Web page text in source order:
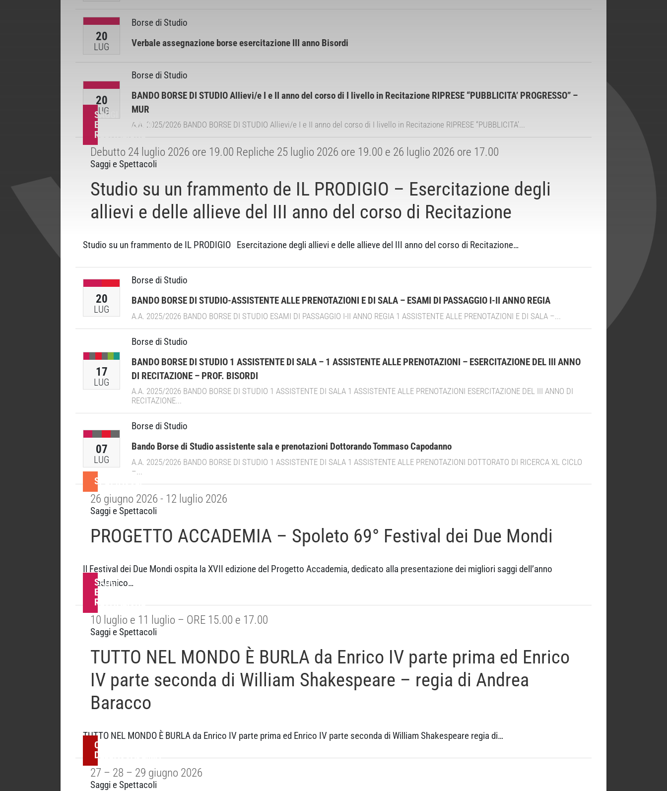
20
LUG
Borse di Studio
Verbale assegnazione borse esercitazione III anno Bisordi
20
LUG
Borse di Studio
BANDO BORSE DI STUDIO Allievi/e I e II anno del corso di I livello in Recitazione RIPRESE “PUBBLICITA’ PROGRESSO” –
MUR
A.A. 2025/2026 BANDO BORSE DI STUDIO Allievi/e I e II anno del corso di I livello in Recitazione RIPRESE “PUBBLICITA’...
SAGGI
ESERCITAZIONI
RECITAZIONE
Debutto 24 luglio 2026 ore 19.00 Repliche 25 luglio 2026 ore 19.00 e 26 luglio 2026 ore 17.00
Saggi e Spettacoli
Studio su un frammento de IL PRODIGIO – Esercitazione degli
allievi e delle allieve del III anno del corso di Recitazione
Studio su un frammento de IL PRODIGIO Esercitazione degli allievi e delle allieve del III anno del corso di Recitazione…
20
LUG
Borse di Studio
BANDO BORSE DI STUDIO-ASSISTENTE ALLE PRENOTAZIONI E DI SALA – ESAMI DI PASSAGGIO I-II ANNO REGIA
A.A. 2025/2026 BANDO BORSE DI STUDIO ESAMI DI PASSAGGIO I-II ANNO REGIA 1 ASSISTENTE ALLE PRENOTAZIONI E DI SALA –...
17
LUG
Borse di Studio
BANDO BORSE DI STUDIO 1 ASSISTENTE DI SALA – 1 ASSISTENTE ALLE PRENOTAZIONI – ESERCITAZIONE DEL III ANNO
DI RECITAZIONE – PROF. BISORDI
A.A. 2025/2026 BANDO BORSE DI STUDIO 1 ASSISTENTE DI SALA 1 ASSISTENTE ALLE PRENOTAZIONI ESERCITAZIONE DEL III ANNO DI
RECITAZIONE...
07
LUG
Borse di Studio
Bando Borse di Studio assistente sala e prenotazioni Dottorando Tommaso Capodanno
A.A. 2025/2026 BANDO BORSE DI STUDIO 1 ASSISTENTE DI SALA 1 ASSISTENTE ALLE PRENOTAZIONI DOTTORATO DI RICERCA XL CICLO
–...
SPETTACOLI
26 giugno 2026 - 12 luglio 2026
Saggi e Spettacoli
PROGETTO ACCADEMIA – Spoleto 69° Festival dei Due Mondi
Il Festival dei Due Mondi ospita la XVII edizione del Progetto Accademia, dedicato alla presentazione dei migliori saggi dell’anno
accademico…
SAGGI
ESERCITAZIONI
RECITAZIONE
10 luglio e 11 luglio – ORE 15.00 e 17.00
Saggi e Spettacoli
TUTTO NEL MONDO È BURLA da Enrico IV parte prima ed Enrico
IV parte seconda di William Shakespeare – regia di Andrea
Baracco
TUTTO NEL MONDO È BURLA da Enrico IV parte prima ed Enrico IV parte seconda di William Shakespeare regia di…
COMPAGNIA
DELL'ACCADEMIA
27 – 28 – 29 giugno 2026
Saggi e Spettacoli